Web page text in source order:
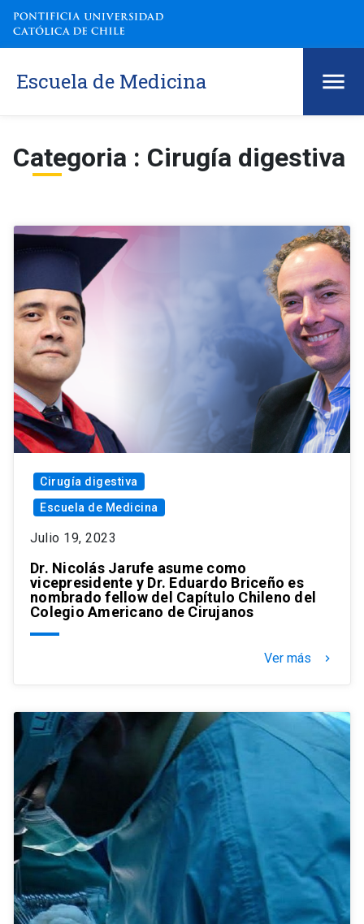
Escuela de Medicina
Categoria : Cirugía digestiva
Cirugía digestiva
Escuela de Medicina
Julio 19, 2023
Dr. Nicolás Jarufe asume como
vicepresidente y Dr. Eduardo Briceño es
nombrado fellow del Capítulo Chileno del
Colegio Americano de Cirujanos
Ver más keyboard_arrow_right